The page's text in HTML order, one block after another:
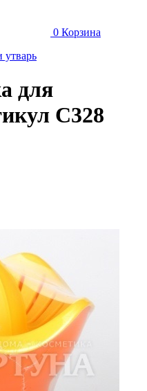
0 Корзина
для
С328